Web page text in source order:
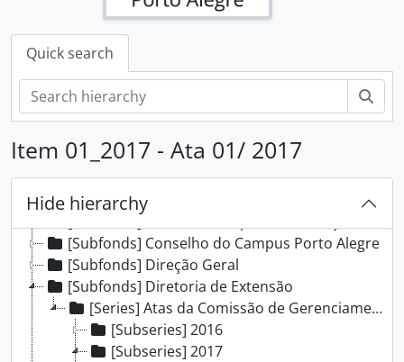
Quick search
Item 01_2017 - Ata 01/ 2017
Hide hierarchy
[Fonds] Campus Porto Alegre - IFRS
[Subfonds] Comissão Interna de Saúde, Segurança e Prevenção de Acidentes
[Subfonds] Comissão Local do Programa de Acompanhamento de Egressos
[Subfonds] Conselho do Campus Porto Alegre
[Subfonds] Direção Geral
[Subfonds] Diretoria de Extensão
[Series] Atas da Comissão de Gerenciamento de Ações de Extensão
[Subseries] 2016
[Subseries] 2017